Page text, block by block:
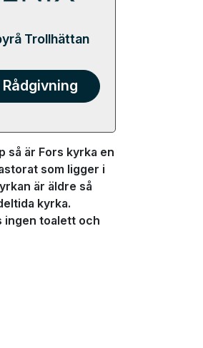
Trollhättan
så är Fors kyrka en
som ligger i
är äldre så
kyrka.
ingen toalett och